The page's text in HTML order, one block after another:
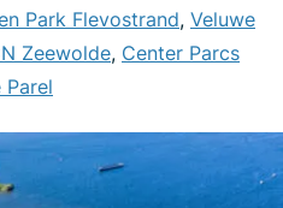
Park Flevostrand, Veluwe
Zeewolde, Center Parcs
Parel